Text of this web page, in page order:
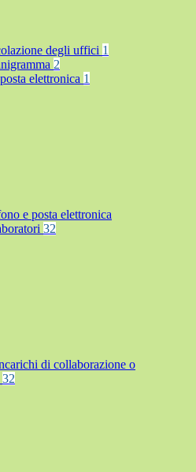
degli uffici 1
2
elettronica 1
e posta elettronica
32
di collaborazione o
32